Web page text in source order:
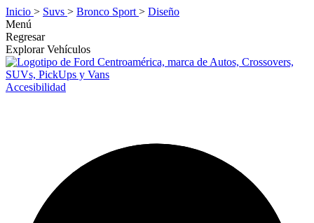
Inicio > Suvs > Bronco Sport > Diseño
Menú
Regresar
Explorar Vehículos
Accesibilidad